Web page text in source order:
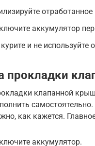
аккумулятор
и не
прокладки
клапанной
как кажется.
аккумулятор.